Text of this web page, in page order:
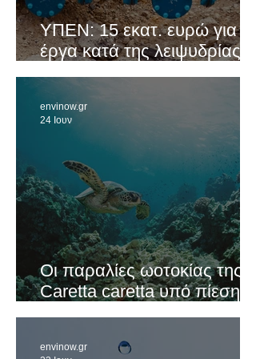
ΥΠΕΝ: 15 εκατ. ευρώ για 10
έργα κατά της λειψυδρίας
σε 9 νησιά
Οι παραλίες ωοτοκίας της
Caretta caretta υπό πίεση -
Μόνο το 12% σε καλή
envinow.gr
24 Ιουν
envinow.gr